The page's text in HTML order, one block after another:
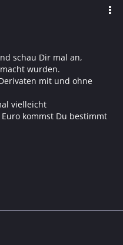
schau Dir mal an,
wurden.
mit und ohne
vielleicht
kommst Du bestimmt